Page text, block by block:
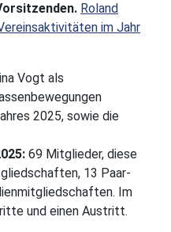
Roland
im Jahr
Vogt als
2025, sowie die
69 Mitglieder, diese
13 Paar-
Im
und einen Austritt.